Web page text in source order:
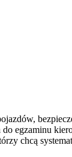
egzaminu
chcą